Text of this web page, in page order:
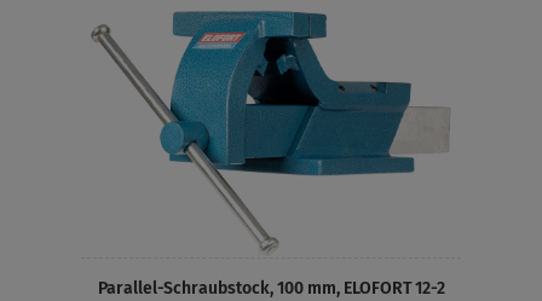
Parallel-Schraubstock, 100 mm, ELOFORT 12-2